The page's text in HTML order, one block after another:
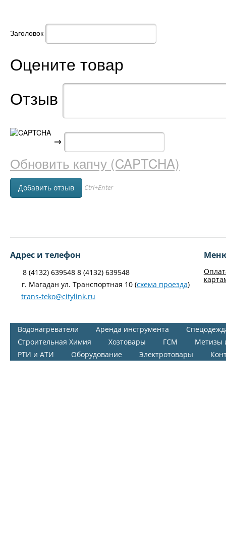
Заголовок
Оцените товар
Отзыв
→
Обновить капчу (CAPTCHA)
Ctrl+Enter
Адрес и телефон
8 (4132) 639548 8 (4132) 639548
г. Магадан ул. Транспортная 10 (схема проезда)
trans-teko@citylink.ru
Водонагреватели Аренда инструмента
Строительная Химия
Хозтовары ГСМ
Метизы
РТИ и АТИ
Оборудование Электротовары